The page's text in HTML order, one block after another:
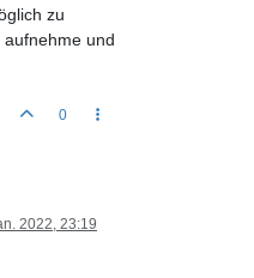
zu
und
0
2022, 23:19